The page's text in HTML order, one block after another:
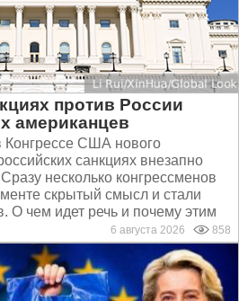
против России
американцев
Конгрессе США нового
санкциях внезапно
несколько конгрессменов
скрытый смысл и стали
О чем идет речь и почему этим
6 августа 2026 858